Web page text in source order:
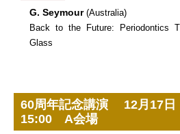
G. Seymour(Australia)
Back to the Future: Periodontics
Glass
60周年記念講演 12月17日
15:00 A会場